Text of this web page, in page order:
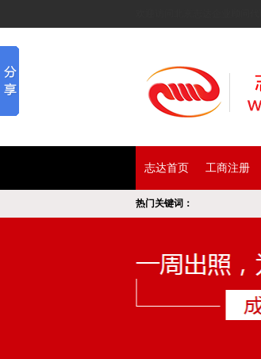
志达首页 工商注册
热门关键词：